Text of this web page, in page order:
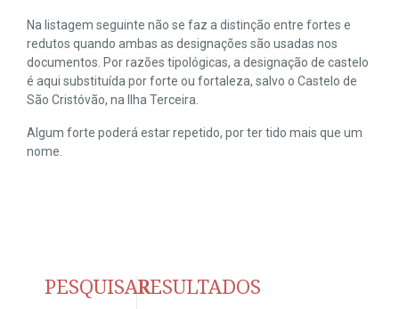
Na listagem seguinte não se faz a distinção entre fortes e
redutos quando ambas as designações são usadas nos
documentos. Por razões tipológicas, a designação de castelo
é aqui substituída por forte ou fortaleza, salvo o Castelo de
São Cristóvão, na Ilha Terceira.
Algum forte poderá estar repetido, por ter tido mais que um
nome.
PESQUISARRESULTADOS